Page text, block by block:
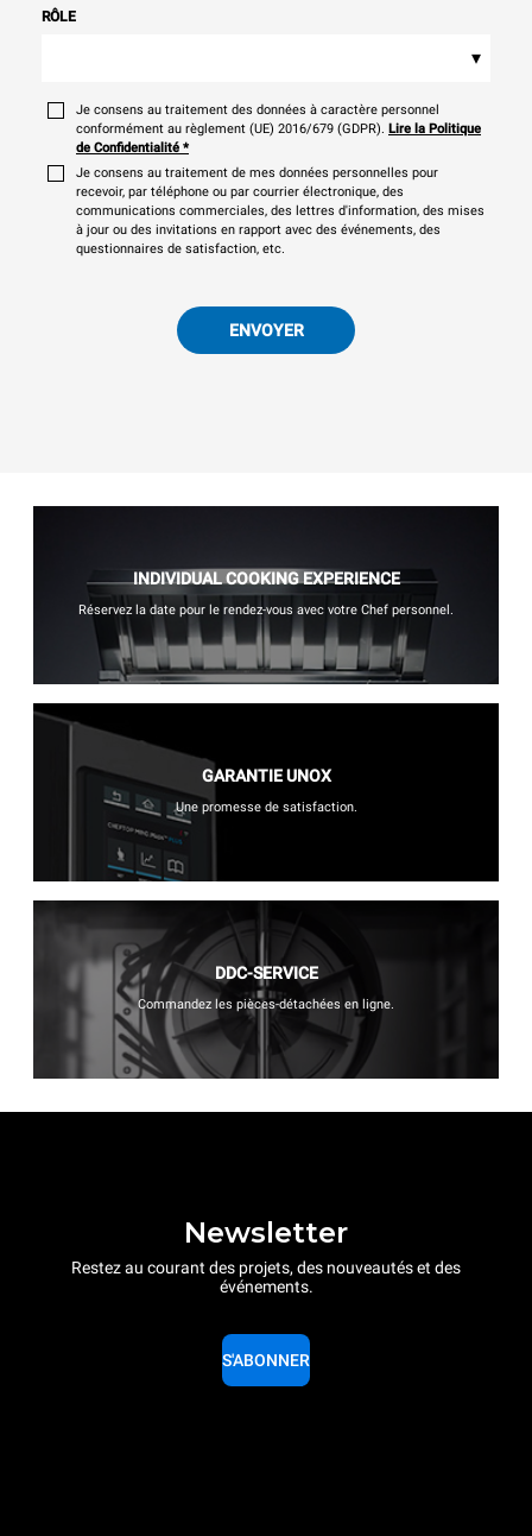
RÔLE
▾
Je consens au traitement des données à caractère personnel
conformément au règlement (UE) 2016/679 (GDPR). Lire la Politique
de Confidentialité *
Je consens au traitement de mes données personnelles pour
recevoir, par téléphone ou par courrier électronique, des
communications commerciales, des lettres d'information, des mises
à jour ou des invitations en rapport avec des événements, des
questionnaires de satisfaction, etc.
ENVOYER
INDIVIDUAL COOKING EXPERIENCE
Réservez la date pour le rendez-vous avec votre Chef personnel.
GARANTIE UNOX
Une promesse de satisfaction.
DDC-SERVICE
Commandez les pièces-détachées en ligne.
Newsletter
Restez au courant des projets, des nouveautés et des
événements.
S'ABONNER